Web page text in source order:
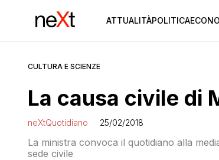
ATTUALITÀPOLITICA
CULTURA E SCIENZE
La causa civile di
neXtQuotidiano 25/02/2018
La ministra convoca il quotidiano alla
sede civile